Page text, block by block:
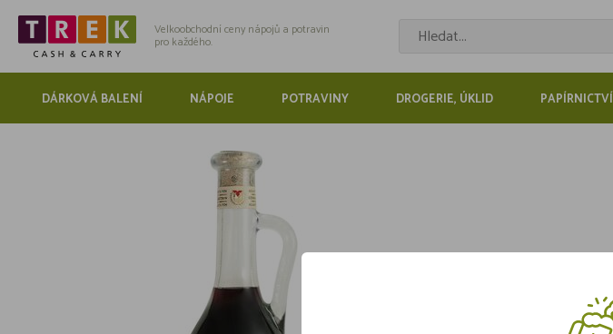
Velkoobchodní ceny nápojů a potravin
pro každého.
DÁRKOVÁ BALENÍ NÁPOJE POTRAVINY DROGERIE, ÚKLID PAPÍRNICTVÍ